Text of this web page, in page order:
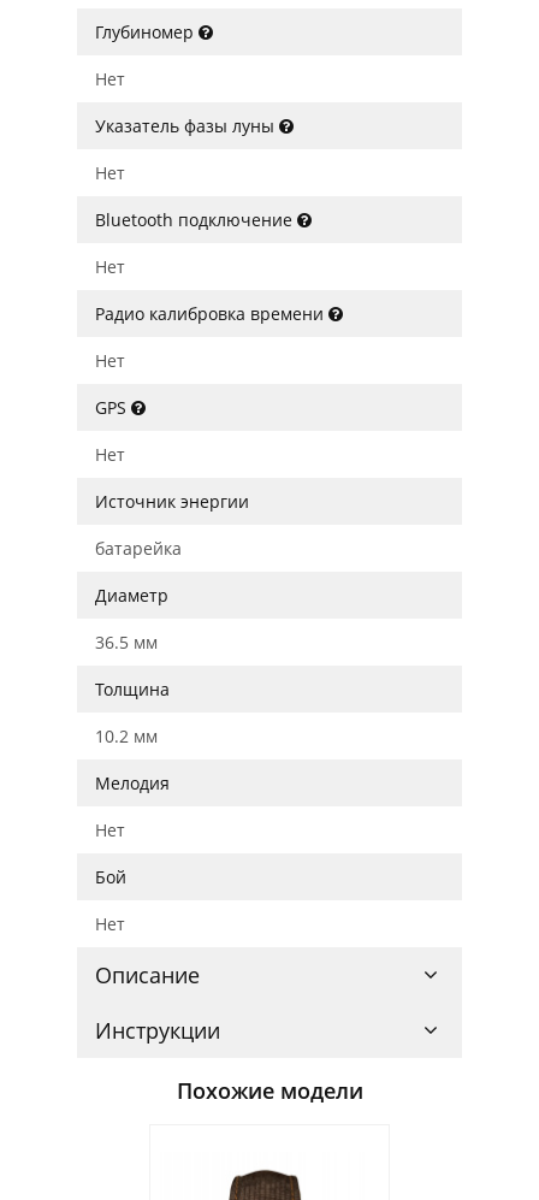
Глубиномер
Нет
Указатель фазы луны
Нет
Bluetooth подключение
Нет
Радио калибровка времени
Нет
GPS
Нет
Источник энергии
батарейка
Диаметр
36.5 мм
Толщина
10.2 мм
Мелодия
Нет
Бой
Нет
Описание
Инструкции
Похожие модели